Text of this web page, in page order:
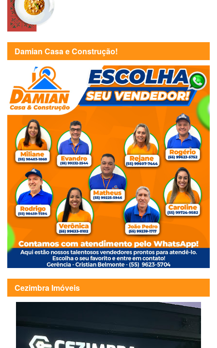
Damian Casa e Construção!
Cezimbra Imóveis